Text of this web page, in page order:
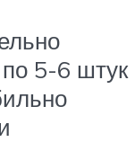
5-6 штук